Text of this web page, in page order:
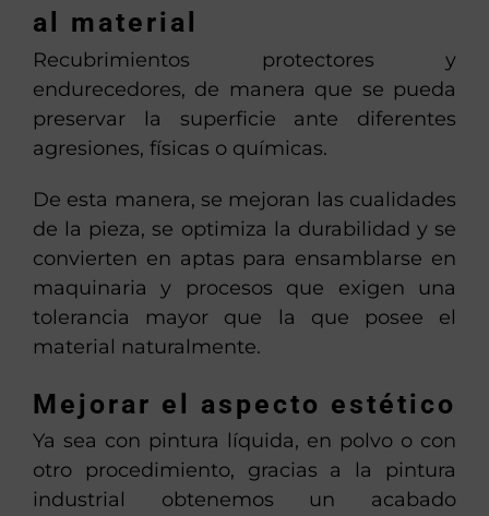
al material
Recubrimientos protectores y
endurecedores, de manera que se pueda
preservar la superficie ante diferentes
agresiones, físicas o químicas.
De esta manera, se mejoran las cualidades
de la pieza, se optimiza la durabilidad y se
convierten en aptas para ensamblarse en
maquinaria y procesos que exigen una
tolerancia mayor que la que posee el
material naturalmente.
Mejorar el aspecto estético
Ya sea con pintura líquida, en polvo o con
otro procedimiento, gracias a la pintura
industrial obtenemos un acabado